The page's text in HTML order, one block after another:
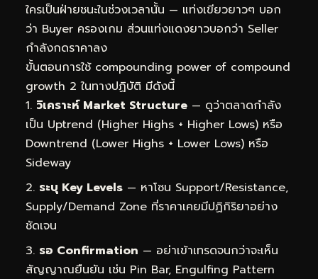
ใครเป็นฝ่ายชนะในช่วงเวลานั้น — แท่งเขียวยาวๆ บอก
ว่า Buyer ครองเกม ส่วนแท่งแดงยาวบอกว่า Seller
กำลังกดราคาลง
ขั้นตอนการใช้ compounding power of compound
growth 2 ในทางปฏิบัติ มีดังนี้
วิเคราะห์ Market Structure — ดูว่าตลาดกำลัง
เป็น Uptrend (Higher Highs + Higher Lows) หรือ
Downtrend (Lower Highs + Lower Lows) หรือ
Sideway
ระบุ Key Levels — หาโซน Support/Resistance,
Supply/Demand Zone ที่ราคาเคยมีปฏิกิริยาอย่าง
ชัดเจน
รอ Confirmation — อย่าเข้าเทรดจนกว่าจะเห็น
สัญญาณยืนยัน เช่น Pin Bar, Engulfing Pattern